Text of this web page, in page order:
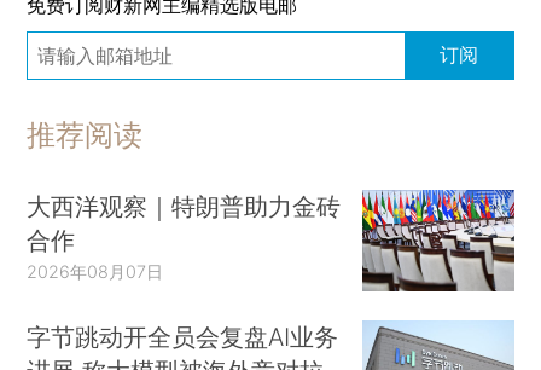
订阅
推荐阅读
大西洋观察｜特朗普助力金砖
合作
2026年08月07日
字节跳动开全员会复盘AI业务